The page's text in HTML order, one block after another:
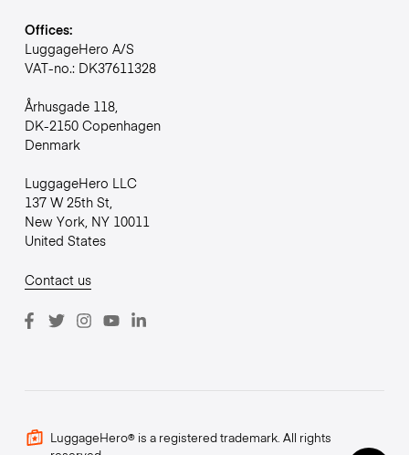
Offices:
LuggageHero A/S
VAT-no.: DK37611328
Århusgade 118,
DK-2150 Copenhagen
Denmark
LuggageHero LLC
137 W 25th St,
New York, NY 10011
United States
Contact us
LuggageHero® is a registered trademark. All rights